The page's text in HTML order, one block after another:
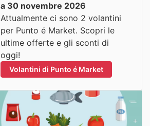
a 30 novembre 2026
Attualmente ci sono 2 volantini
per Punto é Market. Scopri le
ultime offerte e gli sconti di
oggi!
Volantini di Punto é Market